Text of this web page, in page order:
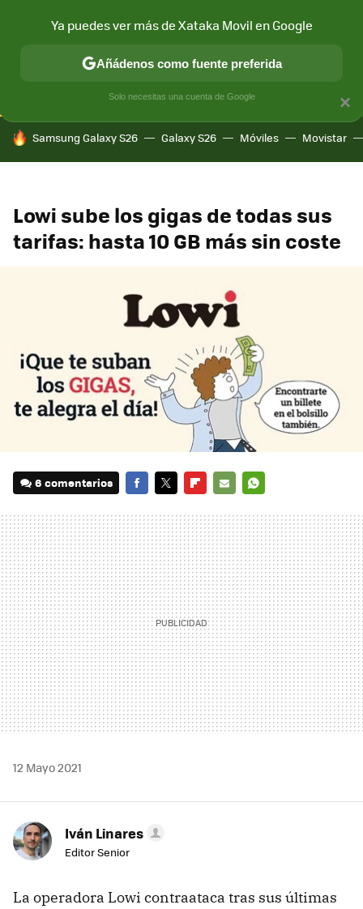
CONECTIVIDAD MÓVIL Y SOCIEDAD APLICACIONES
HOY SE HABLA DE
Samsung Galaxy S26 Galaxy S26 Móviles Movistar
Lowi sube los gigas de todas sus
tarifas: hasta 10 GB más sin coste
6 comentarios
MAIL
12 Mayo 2021
Iván Linares
Editor Senior
La operadora Lowi contraataca tras sus últimas
×
Ya puedes ver más de Xataka Movil en Google
Añádenos como fuente preferida
Solo necesitas una cuenta de Google